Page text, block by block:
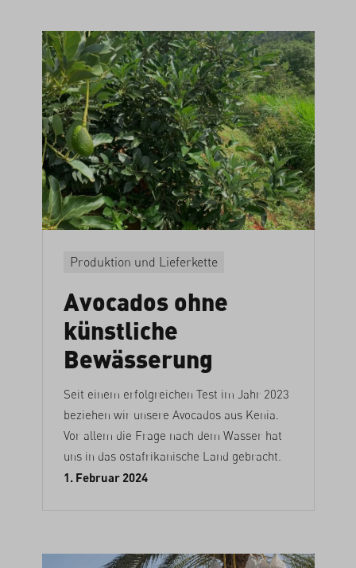
Produktion und Lieferkette
Avocados ohne
künstliche
Bewässerung
Seit einem erfolgreichen Test im Jahr 2023
beziehen wir unsere Avocados aus Kenia.
Vor allem die Frage nach dem Wasser hat
uns in das ostafrikanische Land gebracht.
1. Februar 2024